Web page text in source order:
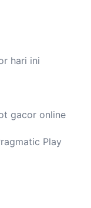
hari ini
gacor online
Play